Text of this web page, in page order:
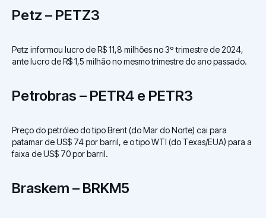
Petz – PETZ3
Petz informou lucro de R$ 11,8 milhões no 3º trimestre de 2024,
ante lucro de R$ 1,5 milhão no mesmo trimestre do ano passado.
Petrobras – PETR4 e PETR3
Preço do petróleo do tipo Brent (do Mar do Norte) cai para
patamar de US$ 74 por barril, e o tipo WTI (do Texas/EUA) para a
faixa de US$ 70 por barril.
Braskem – BRKM5